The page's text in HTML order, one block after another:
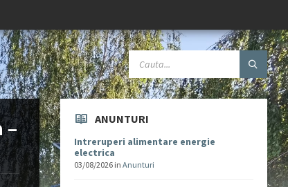
–
ANUNTURI
Intreruperi alimentare energie
electrica
03/08/2026 inAnunturi